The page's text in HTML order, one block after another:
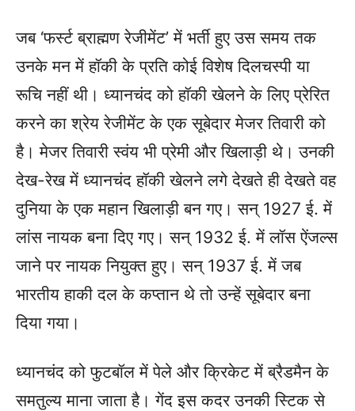
जब ‘फर्स्ट ब्राह्मण रेजीमेंट’ में भर्ती हुए उस समय तक
उनके मन में हॉकी के प्रति कोई विशेष दिलचस्पी या
रूचि नहीं थी। ध्यानचंद को हॉकी खेलने के लिए प्रेरित
करने का श्रेय रेजीमेंट के एक सूबेदार मेजर तिवारी को
है। मेजर तिवारी स्वंय भी प्रेमी और खिलाड़ी थे। उनकी
देख-रेख में ध्यानचंद हॉकी खेलने लगे देखते ही देखते वह
दुनिया के एक महान खिलाड़ी बन गए। सन्‌ 1927 ई. में
लांस नायक बना दिए गए। सन्‌ 1932 ई. में लॉस ऐंजल्स
जाने पर नायक नियुक्त हुए। सन्‌ 1937 ई. में जब
भारतीय हाकी दल के कप्तान थे तो उन्हें सूबेदार बना
दिया गया।
ध्यानचंद को फुटबॉल में पेले और क्रिकेट में ब्रैडमैन के
समतुल्य माना जाता है। गेंद इस कदर उनकी स्टिक से